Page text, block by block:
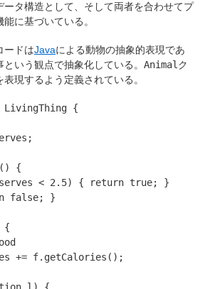
タ構造として、そして両者を合わせてプ
に基づいている。
ードはJavaによる動物の抽象的表現であ
いう観点で抽象化している。 Animal ク
現するよう定義されている。
LivingThing {
;
()
{
< 2.5) { return true;
}
false;
}
{
+= f. getCalories ();
l )
{